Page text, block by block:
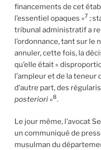
financements de cet
l’essentiel opaques »7 ;
tribunal administratif a
l’ordonnance, tant sur le
annuler, cette fois, la
qu’elle était «
l’ampleur et de la
d’autre part, des
posteriori »8.
Le jour même, l’avocat
un communiqué de
musulman du